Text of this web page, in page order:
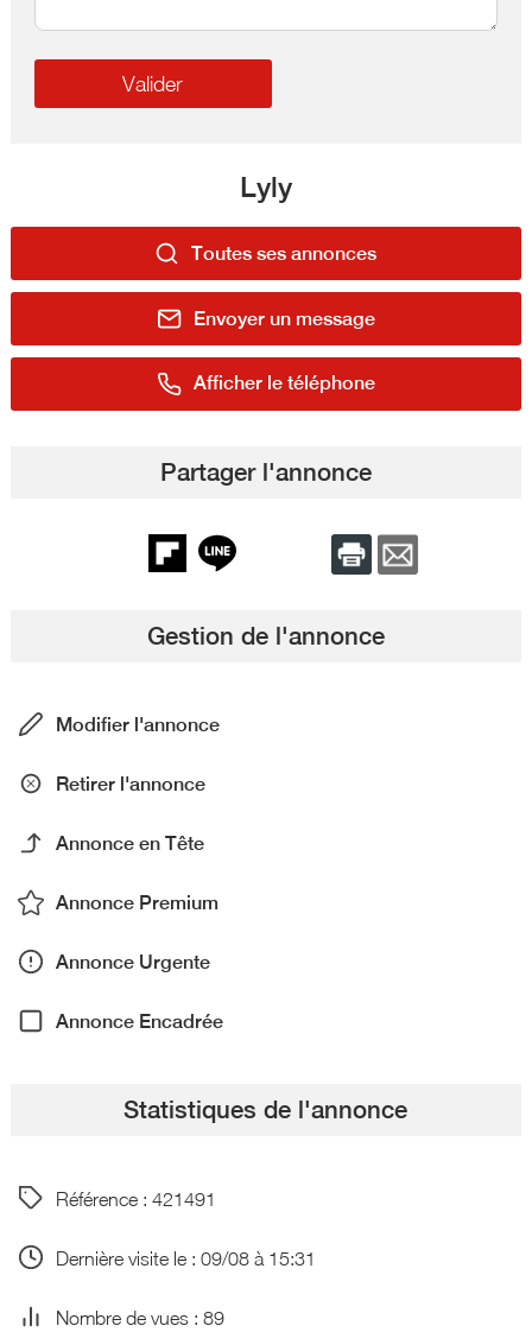
Lyly
Toutes ses annonces
Envoyer un message
Afficher le téléphone
Partager l'annonce
Gestion de l'annonce
Modifier l'annonce
Retirer l'annonce
Annonce en Tête
Annonce Premium
Annonce Urgente
Annonce Encadrée
Statistiques de l'annonce
Référence : 421491
Dernière visite le : 09/08 à 15:31
Nombre de vues : 89